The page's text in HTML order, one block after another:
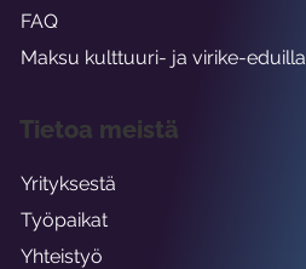
FAQ
Maksu kulttuuri- ja virike-eduilla
Tietoa meistä
Yrityksestä
Työpaikat
Yhteistyö